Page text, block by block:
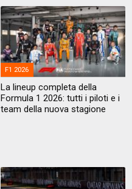
F1 2026
La lineup completa della
Formula 1 2026: tutti i piloti e i
team della nuova stagione